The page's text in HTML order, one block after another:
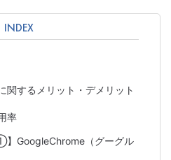
INDEX
関するメリット・デメリット
率
】GoogleChrome（グーグル